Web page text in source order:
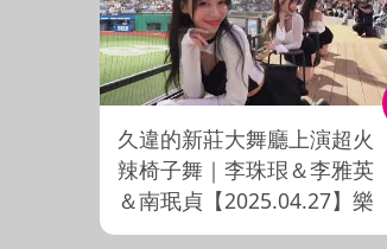
久違的新莊大舞廳上演超火
辣椅子舞｜李珠珢＆李雅英
＆南珉貞【2025.04.27】樂
天桃猿 VS. 富邦悍將